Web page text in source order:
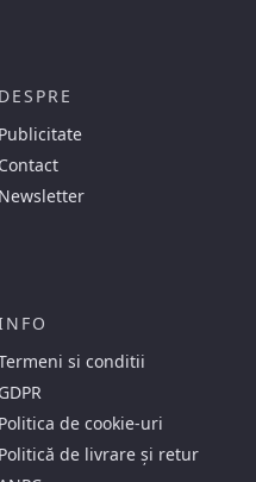
DESPRE
Publicitate
Contact
Newsletter
si conditii
GDPR
Politica de cookie-uri
Politică de livrare și retur